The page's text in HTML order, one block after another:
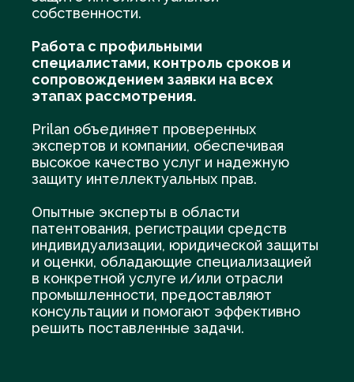
собственности.
Работа с профильными
специалистами, контроль сроков и
сопровождением заявки на всех
этапах рассмотрения.
Prilan объединяет проверенных
экспертов и компании, обеспечивая
высокое качество услуг и надежную
защиту интеллектуальных прав.
Опытные эксперты в области
патентования, регистрации средств
индивидуализации, юридической защиты
и оценки, обладающие специализацией
в конкретной услуге и/или отрасли
промышленности, предоставляют
консультации и помогают эффективно
решить поставленные задачи.